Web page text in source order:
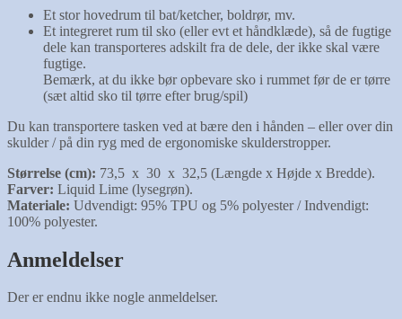
Et stor hovedrum til bat/ketcher, boldrør, mv.
Et integreret rum til sko (eller evt et håndklæde), så de fugtige
dele kan transporteres adskilt fra de dele, der ikke skal være
fugtige.
Bemærk, at du ikke bør opbevare sko i rummet før de er tørre
(sæt altid sko til tørre efter brug/spil)
Du kan transportere tasken ved at bære den i hånden – eller over din
skulder / på din ryg med de ergonomiske skulderstropper.
Størrelse (cm): 73,5 x 30 x 32,5 (Længde x Højde x Bredde).
Farver: Liquid Lime (lysegrøn).
Materiale: Udvendigt: 95% TPU og 5% polyester / Indvendigt:
100% polyester.
Anmeldelser
Der er endnu ikke nogle anmeldelser.